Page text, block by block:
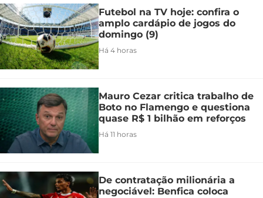
Futebol na TV hoje: confira o
amplo cardápio de jogos do
domingo (9)
Há 4 horas
Mauro Cezar critica trabalho de
Boto no Flamengo e questiona
quase R$ 1 bilhão em reforços
Há 11 horas
De contratação milionária a
negociável: Benfica coloca